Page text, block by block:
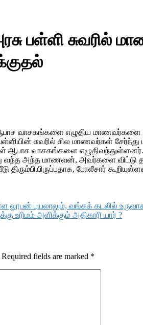
பள்ளி
வாசகங்களை எழுதிய மாணவர்களை
பள்ளியின் சுவரில் சில மாணவர்கள்
ஆபாச வாசகங்களை
அந்த மாணவன், அவர்களை விட்டு
போலீசார்
லூபன் புயலாலும், வங்கக் கடலில்
உரிமம் அளிக்கும் அதிகாரி யார் ?
Required fields are marked *